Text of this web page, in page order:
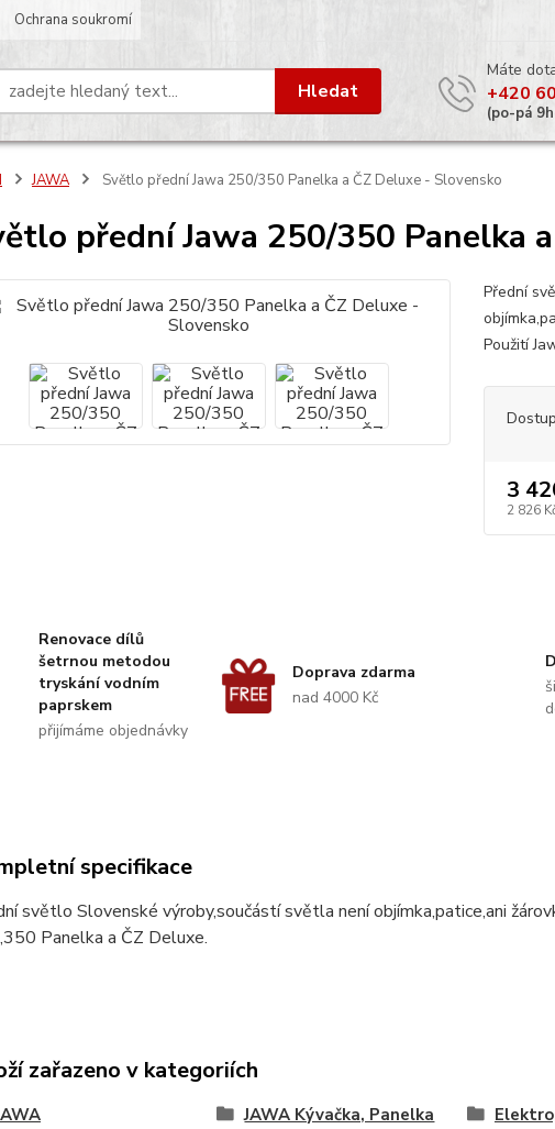
Ochrana soukromí
Hledat
Máte
+420
(po-pá
JAWA Světlo přední Jawa 250/350 Panelka a ČZ Deluxe - Slovensko
přední Jawa 250/350 Panelka
Přední
Použití
3
2 826
Renovace dílů
šetrnou metodou
tryskání vodním
paprskem
přijímáme objednávky
Doprava zdarma
nad 4000 Kč
specifikace
světlo Slovenské výroby,součástí světla není objímka,patice,ani
Panelka a ČZ Deluxe.
zařazeno v kategoriích
JAWA Kývačka, Panelka